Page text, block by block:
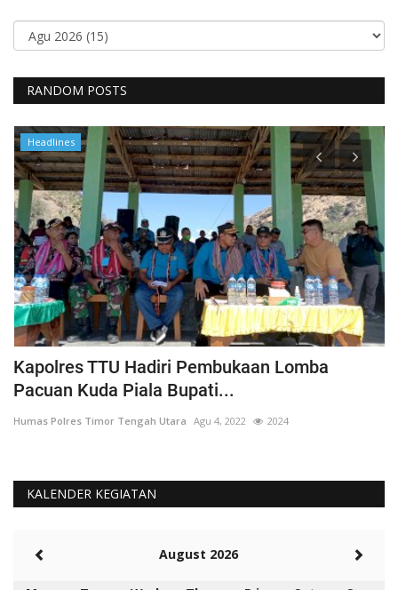
RANDOM POSTS
Headlines
Kapolres TTU Hadiri Pembukaan Lomba
Pacuan Kuda Piala Bupati...
Humas Polres Timor Tengah Utara Agu 4, 2022 2024
KALENDER KEGIATAN
August 2026